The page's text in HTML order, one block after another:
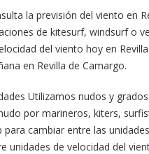
la previsión del viento en
de kitesurf, windsurf o
del viento hoy en
en Revilla de Camargo.
Utilizamos nudos y
por marineros, kiters,
para cambiar entre las
unidades de velocidad del